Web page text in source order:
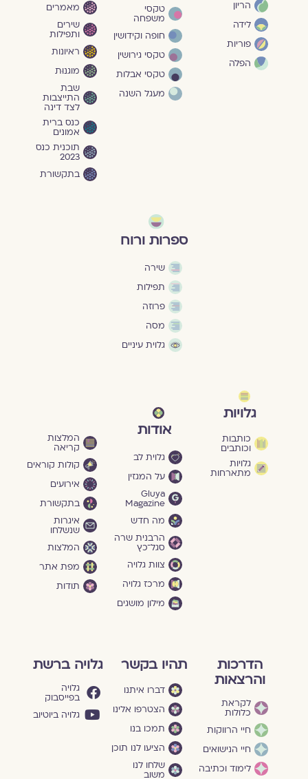
הריון
לידה
פוריות
הפלה
טקסי
משפחה
חופה וקידושין
טקסי גירושין
טקסי אבלות
מעגל השנה
מאמרים
שירים
ותפילות
ראיונות
מוגנוּת
שבת
התייצבות
לצד דינה
כנס ברית
אמונים
תוכנית כנס
2023
בתקשורת
ספרות ורוח
שירה
תפילות
פרוזה
מסה
גלוית עיניים
גלויות
כותבות
וכותבים
גלויות
מתארחות
אודות
גלוית לב
על המגזין
Gluya
Magazine
מה חדש
הרבנית שרה
סגל־כץ
צוות גלויה
מרכז גלויה
מילון מושגים
המלצות
קריאה
קולות קוראים
אירועים
בתקשורת
איגרות
שנשלחו
המלצות
מפת אתר
תודות
הדרכות
והרצאות
לקראת
כלולות
חיי הרווקות
חיי הנישואים
לימוד וכתיבה
תהיו בקשר
דברו איתנו
הצטרפו אלינו
תמכו בנו
הציעו לנו תוכן
שלחו לנו
משוב
גלויה ברשת
גלויה
בפייסבוק
גלויה ביוטיוב